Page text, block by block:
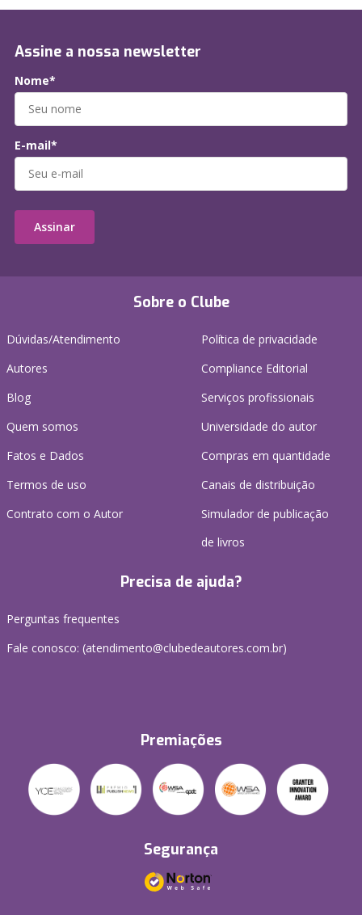
Sobre o Clube
Dúvidas/Atendimento
Autores
Blog
Quem somos
Fatos e Dados
Termos de uso
Contrato com o Autor
Política de privacidade
Compliance Editorial
Serviços profissionais
Universidade do autor
Compras em quantidade
Canais de distribuição
Simulador de publicação
de livros
Precisa de ajuda?
Perguntas frequentes
Fale conosco: (atendimento@clubedeautores.com.br)
Premiações
Segurança
Assine a nossa newsletter
Nome*
E-mail*
Assinar